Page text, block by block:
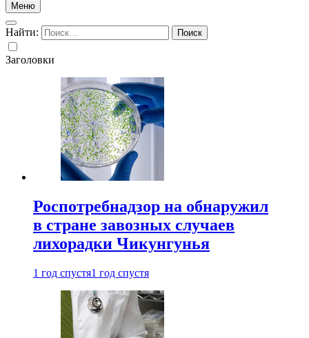
Меню
Найти:
Заголовки
Роспотребнадзор на обнаружил
в стране завозных случаев
лихорадки Чикунгунья
1 год спустя1 год спустя